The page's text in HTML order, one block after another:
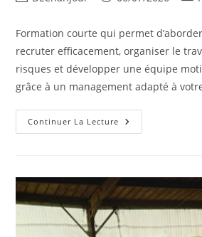
publication :
Formation courte qui permet
recruter efficacement, organiser le
risques et développer une équipe
grâce à un management adapté à
Continuer La Lecture Améliorer
Ses
Relation
Employeurs-
Salariés
Gagnante